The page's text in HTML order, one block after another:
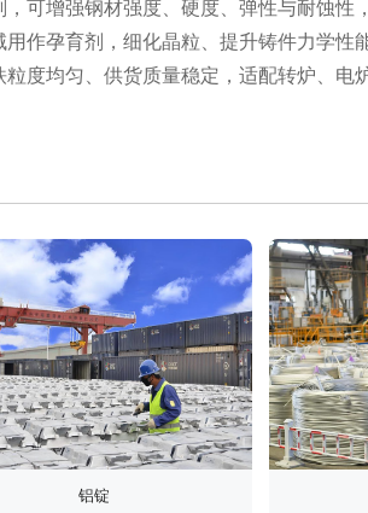
可增强钢材强度、硬度、弹性与耐蚀性
作孕育剂，细化晶粒、提升铸件力学性
度均匀、供货质量稳定，适配转炉、电
铝锭